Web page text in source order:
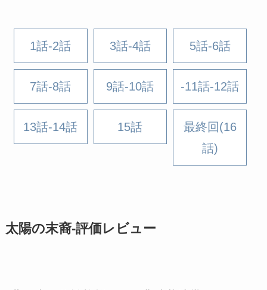
1話-2話 3話-4話 5話-6話
7話-8話 9話-10話 -11話-12話
13話-14話 15話
最終回(16
話)
太陽の末裔-評価レビュー